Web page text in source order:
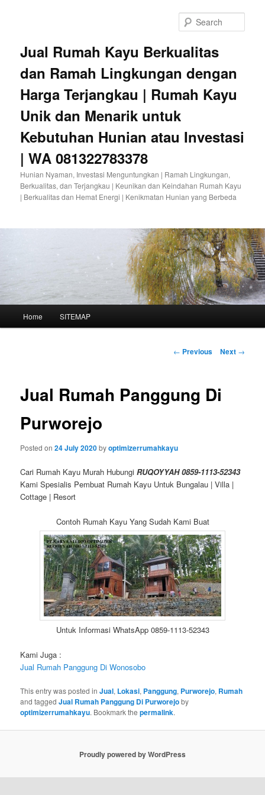
Jual Rumah Kayu Berkualitas
dan Ramah Lingkungan dengan
Harga Terjangkau | Rumah Kayu
Unik dan Menarik untuk
Kebutuhan Hunian atau Investasi
| WA 081322783378
Hunian Nyaman, Investasi Menguntungkan | Ramah Lingkungan,
Berkualitas, dan Terjangkau | Keunikan dan Keindahan Rumah Kayu
| Berkualitas dan Hemat Energi | Kenikmatan Hunian yang Berbeda
Skip
content
Home SITEMAP
Post
← Previous Next →
Jual Rumah Panggung Di
Purworejo
Posted on24 July 2020byoptimizerrumahkayu
Cari Rumah Kayu Murah Hubungi RUQOYYAH 0859-1113-52343
Kami Spesialis Pembuat Rumah Kayu Untuk Bungalau | Villa |
Cottage | Resort
Contoh Rumah Kayu Yang Sudah Kami Buat
Untuk Informasi WhatsApp 0859-1113-52343
Kami Juga :
Jual Rumah Panggung Di Wonosobo
This entry was posted inJual, Lokasi, Panggung, Purworejo, Rumah
and taggedJual Rumah Panggung Di Purworejoby
optimizerrumahkayu. Bookmark thepermalink.
Proudly powered by WordPress